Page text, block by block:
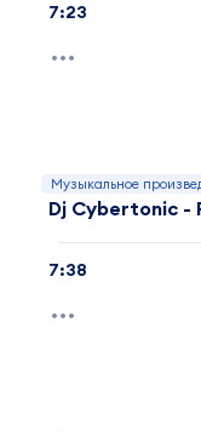
7:23
Музыкальное
Dj Cybertonic -
7:38